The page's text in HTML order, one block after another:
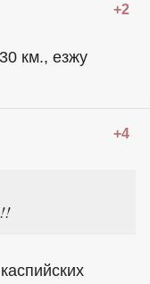
+2
км., езжу
+4